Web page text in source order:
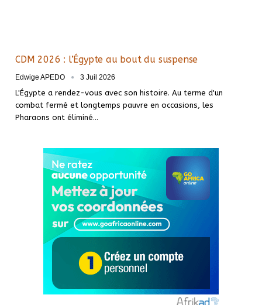
CDM 2026 : l’Égypte au bout du suspense
Edwige APEDO 3 Juil 2026
L'Égypte a rendez-vous avec son histoire. Au terme d'un
combat fermé et longtemps pauvre en occasions, les
Pharaons ont éliminé…